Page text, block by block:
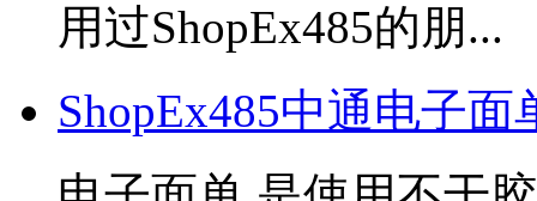
用过ShopEx485的朋...
ShopEx485中通电子面